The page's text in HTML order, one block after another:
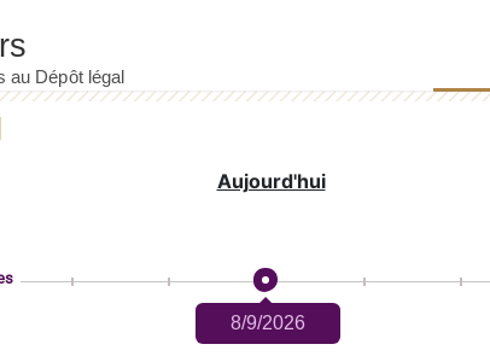
Aujourd'hui
8/9/2026